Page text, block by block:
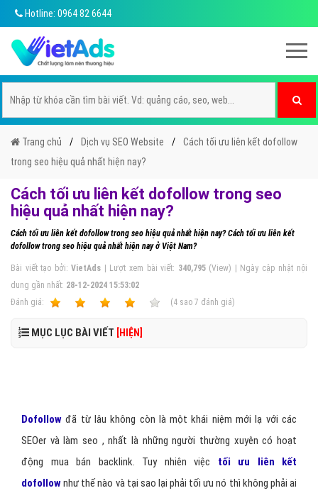
Hotline: 0964 82 6644
Trang chủ Dịch vụ SEO Website
Cách tối ưu liên kết dofollow
trong seo hiệu quả nhất hiện nay?
Cách tối ưu liên kết dofollow trong seo
hiệu quả nhất hiện nay?
Cách tối ưu liên kết dofollow trong seo hiệu quả nhất hiện nay? Cách tối ưu liên kết
dofollow trong seo hiệu quả nhất hiện nay ở Việt Nam?
Bài viết tạo bởi:VietAds | Lượt xem bài viết: 340,795(View) | Ngày cập nhật nội
dung gần nhất: 28-12-2024 15:53:02
Ðánh giá:
(4 sao 7 đánh giá)
MỤC LỤC BÀI VIẾT [HIỆN]
Dofollow đã từ lâu không còn là một khái niệm mới lạ với các
SEOer và làm seo , nhất là những người thường xuyên có hoạt
động mua bán backlink. Tuy nhiên việc
tối ưu liên kết
dofollownhư thế nào và tại sao lại phải tối ưu nó thì không phải ai